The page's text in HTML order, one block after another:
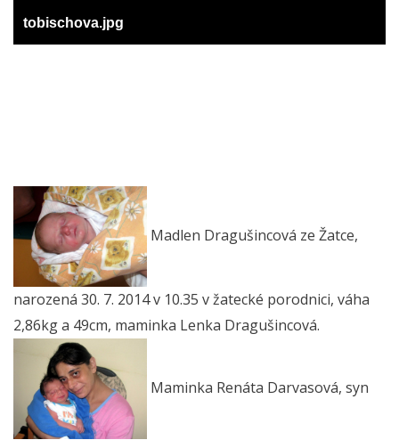
tobischova.jpg
Madlen Dragušincová ze Žatce,
narozená 30. 7. 2014 v 10.35 v žatecké porodnici, váha
2,86kg a 49cm, maminka Lenka Dragušincová.
Maminka Renáta Darvasová, syn